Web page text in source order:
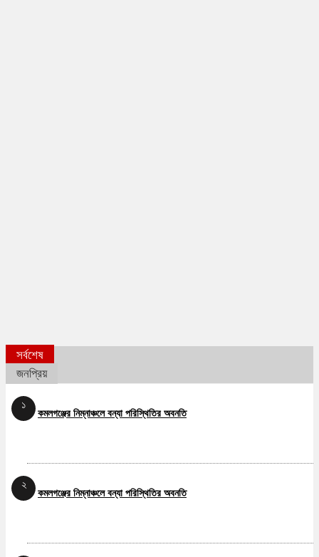
সর্বশেষ
জনপ্রিয়
১
কমলগঞ্জের নিম্নাঞ্চলে বন্যা পরিস্থিতির অবনতি
২
কমলগঞ্জের নিম্নাঞ্চলে বন্যা পরিস্থিতির অবনতি